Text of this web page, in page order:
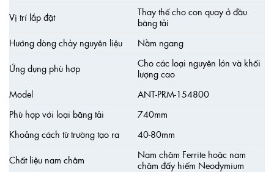
Vị trí lắp đặt
Thay thế cho con quay ở đầu
băng tải
Hướng dòng chảy nguyên liệu
Nằm ngang
Ứng dụng phù hợp
Cho các loại nguyên lớn và khối
lượng cao
Model
ANT-PRM-154800
Phù hợp với loại băng tải
740mm
Khoảng cách từ trường tạo ra
40-80mm
Chất liệu nam châm
Nam châm Ferrite hoặc nam
châm đấy hiếm Neodymium